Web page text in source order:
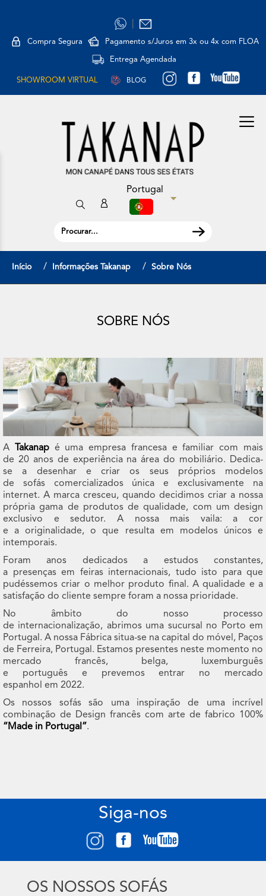
Compra Segura Pagamento s/Juros em 3x ou 4x com FLOA
Entrega Agendada
SHOWROOM VIRTUAL BLOG
Portugal
Início Informações Takanap Sobre Nós
SOBRE NÓS
A Takanap é uma empresa francesa e familiar com mais
de 20 anos de experiência na área do mobiliário. Dedica-
se a desenhar e criar os seus próprios modelos
de sofás comercializados única e exclusivamente na
internet. A marca cresceu, quando decidimos criar a nossa
própria gama de produtos de qualidade, com um design
exclusivo e sedutor. A nossa mais vaila: a cor
e a originalidade, o que resulta em modelos únicos e
intemporais.
Foram anos dedicados a estudos constantes,
a presenças em feiras internacionais, tudo isto para que
pudéssemos criar o melhor produto final. A qualidade e a
satisfação do cliente sempre foram a nossa prioridade.
No âmbito do nosso processo
de internacionalização, abrimos uma sucursal no Porto em
Portugal. A nossa Fábrica situa-se na capital do móvel, Paços
de Ferreira, Portugal. Estamos presentes neste momento no
mercado francês, belga, luxemburguês
e português e prevemos entrar no mercado
espanhol em 2022.
Os nossos sofás são uma inspiração de uma incrível
combinação de Design francês com arte de fabrico 100%
“Made in Portugal”.
Siga-nos
OS NOSSOS SOFÁS